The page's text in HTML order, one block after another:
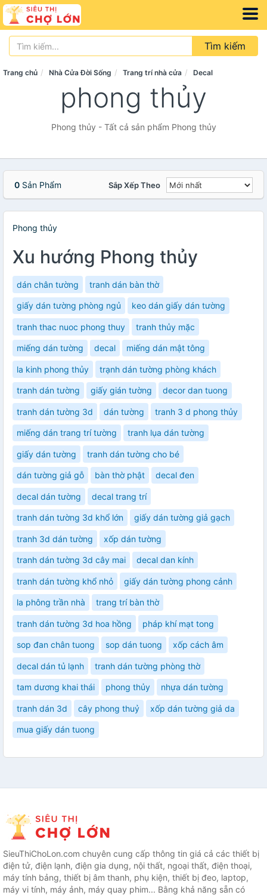
Tìm kiếm
Trang chủ Nhà Cửa Đời Sống Trang trí nhà cửa Decal
phong thủy
Phong thủy - Tất cả sản phẩm Phong thủy
0 Sản Phẩm Sắp Xếp Theo
Phong thủy
Xu hướng Phong thủy
dán chân tường tranh dán bàn thờ
giấy dán tường phòng ngủ keo dán giấy dán tường
tranh thac nuoc phong thuy tranh thủy mặc
miếng dán tường decal miếng dán mật tông
la kinh phong thủy trạnh dán tường phòng khách
tranh dán tường giấy gián tường decor dan tuong
tranh dán tường 3d dán tường tranh 3 d phong thủy
miếng dán trang trí tường tranh lụa dán tường
giấy dán tường tranh dán tường cho bé
dán tường giả gỗ bàn thờ phật decal đen
decal dán tường decal trang trí
tranh dán tường 3d khổ lớn giấy dán tường giả gạch
tranh 3d dán tường xốp dán tường
tranh dán tường 3d cây mai decal dan kính
tranh dán tường khổ nhỏ giấy dán tường phong cảnh
la phông trần nhà trang trí bàn thờ
tranh dán tường 3d hoa hồng pháp khí mạt tong
sop đan chân tuong sop dán tuong xốp cách âm
decal dán tủ lạnh tranh dán tường phòng thờ
tam dương khai thái phong thủy nhựa dán tường
tranh dán 3d cây phong thuỷ xốp dán tường giả da
mua giấy dán tuong
SieuThiChoLon.com chuyên cung cấp thông tin giá cả các thiết bị
điện tử, điện lạnh, điện gia dụng, nội thất, ngoại thất, điện thoại,
máy tính bảng, thiết bị âm thanh, phụ kiện, thiết bị đeo, laptop,
máy vi tính, máy ảnh, máy quay phim... Bằng khả năng sẵn có